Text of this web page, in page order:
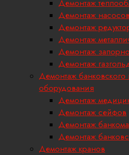
Демонтаж
Демонтаж насосов
Демонтаж
Демонтаж
Демонтаж
Демонтаж
Демонтаж
оборудования
Демонтаж
Демонтаж сейфов
Демонтаж
Демонтаж
Демонтаж кранов